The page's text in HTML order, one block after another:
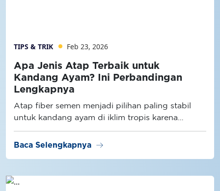
TIPS & TRIK Feb 23, 2026
Apa Jenis Atap Terbaik untuk
Kandang Ayam? Ini Perbandingan
Lengkapnya
Atap fiber semen menjadi pilihan paling stabil
untuk kandang ayam di iklim tropis karena
memiliki konduktivitas panas lebih rendah
dibanding atap metal dan lebih tahan lembap
Baca Selengkapnya arrow_right_alt